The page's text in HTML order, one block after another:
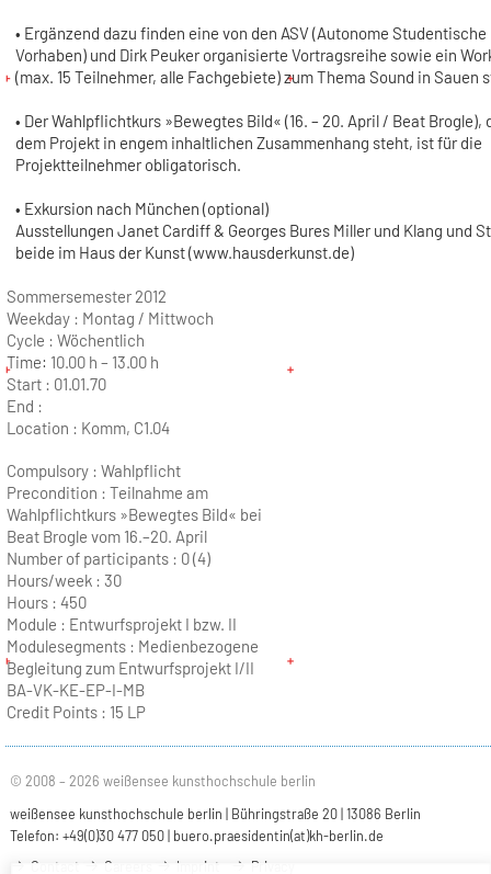
• Ergänzend dazu finden eine von den ASV (Autonome Studentische
Vorhaben) und Dirk Peuker organisierte Vortragsreihe sowie ein
(max. 15 Teilnehmer, alle Fachgebiete) zum Thema Sound in Sauen
• Der Wahlpflichtkurs »Bewegtes Bild« (16. – 20. April / Beat Brogle),
dem Projekt in engem inhaltlichen Zusammenhang steht, ist für die
Projektteilnehmer obligatorisch.
• Exkursion nach München (optional)
Ausstellungen Janet Cardiff & Georges Bures Miller und Klang und
beide im Haus der Kunst (www.hausderkunst.de)
Sommersemester 2012
Weekday : Montag / Mittwoch
Cycle : Wöchentlich
Time: 10.00 h – 13.00 h
Start : 01.01.70
End :
Location : Komm, C1.04
Compulsory : Wahlpflicht
Precondition : Teilnahme am
Wahlpflichtkurs »Bewegtes Bild« bei
Beat Brogle vom 16.–20. April
Number of participants : 0 (4)
Hours/week : 30
Hours : 450
Module : Entwurfsprojekt I bzw. II
Modulesegments : Medienbezogene
Begleitung zum Entwurfsprojekt I/II
BA-VK-KE-EP-I-MB
Credit Points : 15 LP
© 2008 – 2026 weißensee kunsthochschule berlin
weißensee kunsthochschule berlin | Bühringstraße 20 | 13086 Berlin
Telefon: +49(0)30 477 050 | buero.praesidentin(at)kh-berlin.de
Contact
Careers Imprint Privacy